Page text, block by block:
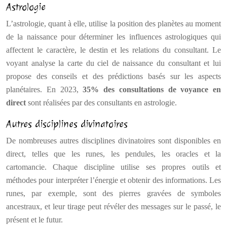
Astrologie
L’astrologie, quant à elle, utilise la position des planètes au moment
de la naissance pour déterminer les influences astrologiques qui
affectent le caractère, le destin et les relations du consultant. Le
voyant analyse la carte du ciel de naissance du consultant et lui
propose des conseils et des prédictions basés sur les aspects
planétaires. En 2023,35% des consultations de voyance en
direct sont réalisées par des consultants en astrologie.
Autres disciplines divinatoires
De nombreuses autres disciplines divinatoires sont disponibles en
direct, telles que les runes, les pendules, les oracles et la
cartomancie. Chaque discipline utilise ses propres outils et
méthodes pour interpréter l’énergie et obtenir des informations. Les
runes, par exemple, sont des pierres gravées de symboles
ancestraux, et leur tirage peut révéler des messages sur le passé, le
présent et le futur.